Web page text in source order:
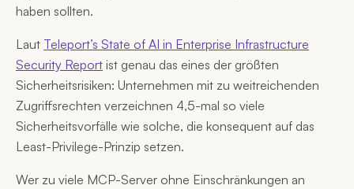
haben sollten.
Laut Teleport’s State of AI in Enterprise Infrastructure
Security Report ist genau das eines der größten
Sicherheitsrisiken: Unternehmen mit zu weitreichenden
Zugriffsrechten verzeichnen 4,5-mal so viele
Sicherheitsvorfälle wie solche, die konsequent auf das
Least-Privilege-Prinzip setzen.
Wer zu viele MCP-Server ohne Einschränkungen an